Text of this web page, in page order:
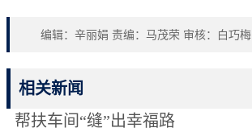
编辑：辛丽娟 责编：马茂荣 审核：白巧梅
相关新闻
帮扶车间“缝”出幸福路